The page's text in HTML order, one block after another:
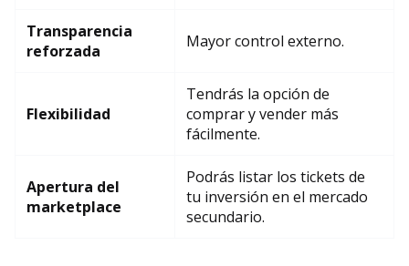
Transparencia
reforzada
Mayor control externo.
Flexibilidad
Tendrás la opción de
comprar y vender más
fácilmente.
Apertura del
marketplace
Podrás listar los tickets de
tu inversión en el mercado
secundario.